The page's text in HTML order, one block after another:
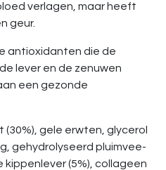
verlagen, maar heeft
geur.
antioxidanten die de
lever en de zenuwen
een gezonde
(30%), gele erwten, glycerol
gehydrolyseerd pluimvee-
kippenlever (5%), collageen